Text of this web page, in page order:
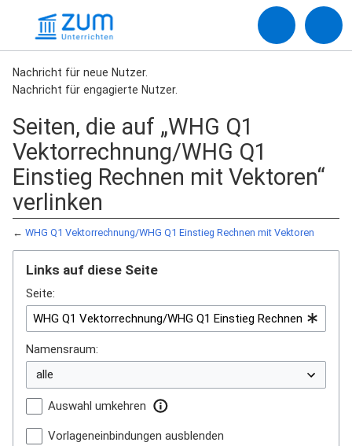
Nachricht für neue Nutzer.
Nachricht für engagierte Nutzer.
Seiten, die auf „WHG Q1
Vektorrechnung/WHG Q1
Einstieg Rechnen mit Vektoren“
verlinken
← WHG Q1 Vektorrechnung/WHG Q1 Einstieg Rechnen mit Vektoren
Links auf diese Seite
Seite:
Namensraum:
Auswahl umkehren
Vorlageneinbindungen ausblenden